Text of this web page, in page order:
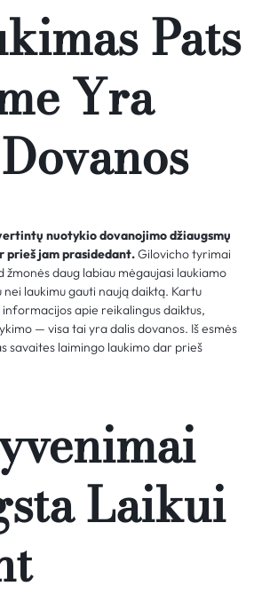
Pats
Yra
nuotykio dovanojimo džiaugsmų
prieš jam prasidedant.Gilovicho tyrimai
žmonės daug labiau mėgaujasi laukiamo
laukimu gauti naują daiktą. Kartu
apie reikalingus daiktus,
— visa tai yra dalis dovanos. Iš esmės
savaites laimingo laukimo dar prieš
Laikui